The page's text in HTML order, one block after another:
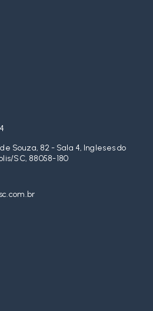
Souza, 82 - Sala 4, Ingleses do
SC, 88058-180